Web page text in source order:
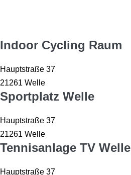
Indoor Cycling Raum
Hauptstraße 37
21261 Welle
Sportplatz Welle
Hauptstraße 37
21261 Welle
Tennisanlage TV Welle
Hauptstraße 37